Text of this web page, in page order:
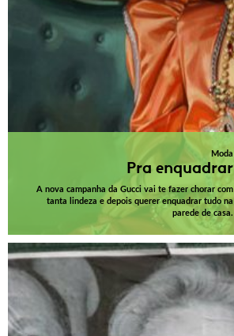
Moda
Pra enquadrar
A nova campanha da Gucci vai te fazer chorar com
tanta lindeza e depois querer enquadrar tudo na
parede de casa.